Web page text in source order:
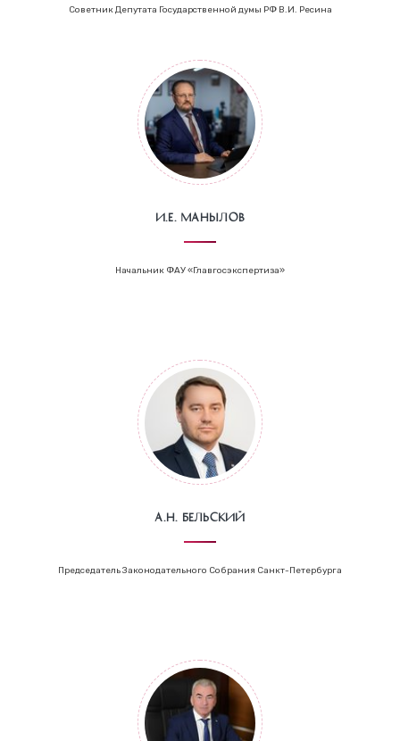
Советник Депутата Государственной думы РФ В.И. Ресина
И.Е. Манылов
Начальник ФАУ «Главгосэкспертиза»
А.Н. Бельский
Председатель Законодательного Собрания Санкт-Петербурга